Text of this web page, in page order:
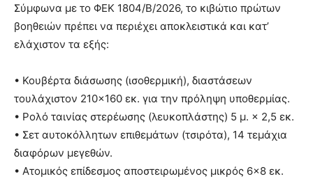
Σύμφωνα με το ΦΕΚ 1804/Β/2026, το κιβώτιο πρώτων
βοηθειών πρέπει να περιέχει αποκλειστικά και κατ’
ελάχιστον τα εξής:
• Κουβέρτα διάσωσης (ισοθερμική), διαστάσεων
τουλάχιστον 210×160 εκ. για την πρόληψη υποθερμίας.
• Ρολό ταινίας στερέωσης (λευκοπλάστης) 5 μ. × 2,5 εκ.
• Σετ αυτοκόλλητων επιθεμάτων (τσιρότα), 14 τεμάχια
διαφόρων μεγεθών.
• Ατομικός επίδεσμος αποστειρωμένος μικρός 6×8 εκ.